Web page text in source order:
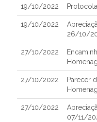
19/10/2022
19/10/2022
26/10/
27/10/2022
27/10/2022
Parecer
27/10/2022
07/11/